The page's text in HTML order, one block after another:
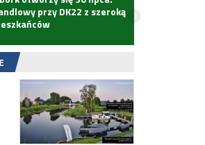
przy DK22 z szeroką